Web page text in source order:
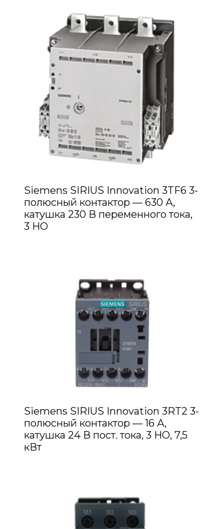
Siemens SIRIUS Innovation 3TF6 3-
полюсный контактор — 630 А,
катушка 230 В переменного тока,
3 НО
Siemens SIRIUS Innovation 3RT2 3-
полюсный контактор — 16 А,
катушка 24 В пост. тока, 3 НО, 7,5
кВт